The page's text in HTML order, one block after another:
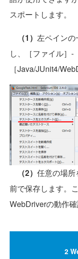
スポートします。
（1） 左ペイン
し、［ファイル］-
［Java/JUnit4/
（2） 任意の場所
前で保存します。
WebDriverの動作確
2